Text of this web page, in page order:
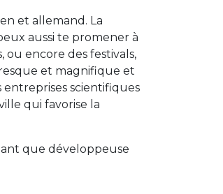
et allemand. La
aussi te promener à
ou encore des festivals,
et magnifique et
entreprises scientifiques
qui favorise la
que développeuse